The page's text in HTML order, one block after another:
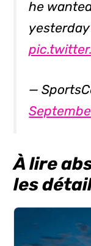
he
yesterday
—
À lire
les